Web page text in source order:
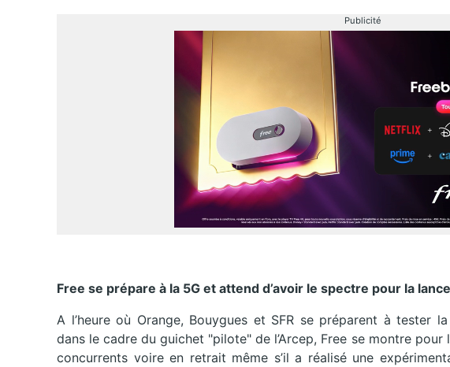
Publicité
Free se prépare à la 5G et attend d’avoir le spectre pour la
A l’heure où Orange, Bouygues et SFR se préparent à tester
dans le cadre du guichet "pilote" de l’Arcep, Free se montre
concurrents voire en retrait même s’il a réalisé une